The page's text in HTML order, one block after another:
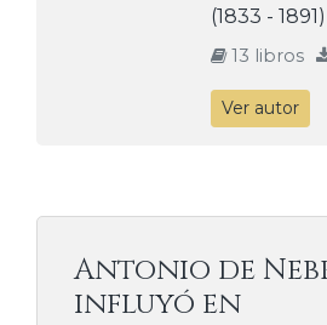
(1833 - 1891)
13 libros
Ver autor
Antonio de
influyó en